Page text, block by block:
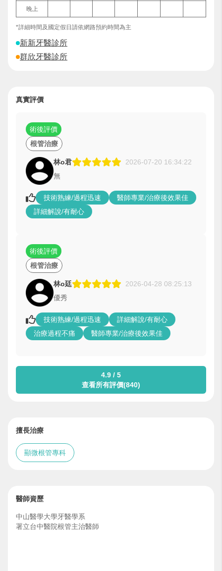
晚上
*詳細時間及國定假日請依網路預約時間為主
新新牙醫診所
群欣牙醫診所
真實評價
根管治療
術後評價
林o君
2026-07-20 16:34:22
無
技術熟練/過程迅速
醫師專業/治療後效果佳
詳細解說/有耐心
根管治療
術後評價
林o廷
2026-04-28 08:25:13
優秀
技術熟練/過程迅速
詳細解說/有耐心
治療過程不痛
醫師專業/治療後效果佳
4.9 / 5
查看所有評價(840)
擅長治療
顯微根管專科
醫師資歷
中山醫學大學牙醫學系
署立台中醫院根管主治醫師